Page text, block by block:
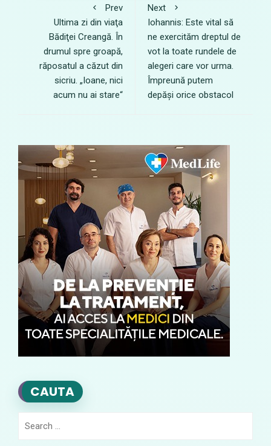
Prev
Ultima zi din viaţa
Bădiţei Creangă. În
drumul spre groapă,
răposatul a căzut din
sicriu. „Ioane, nici
acum nu ai stare“
Next
Iohannis: Este vital să
ne exercităm dreptul de
vot la toate rundele de
alegeri care vor urma.
Împreună putem
depăși orice obstacol
CAUTA